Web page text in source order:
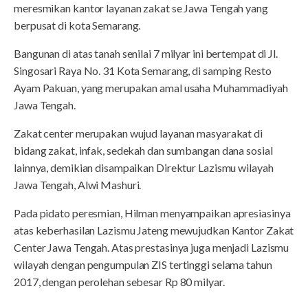
meresmikan kantor layanan zakat se Jawa Tengah yang
berpusat di kota Semarang.
Bangunan di atas tanah senilai 7 milyar ini bertempat di Jl.
Singosari Raya No. 31 Kota Semarang, di samping Resto
Ayam Pakuan, yang merupakan amal usaha Muhammadiyah
Jawa Tengah.
Zakat center merupakan wujud layanan masyarakat di
bidang zakat, infak, sedekah dan sumbangan dana sosial
lainnya, demikian disampaikan Direktur Lazismu wilayah
Jawa Tengah, Alwi Mashuri.
Pada pidato peresmian, Hilman menyampaikan apresiasinya
atas keberhasilan Lazismu Jateng mewujudkan Kantor Zakat
Center Jawa Tengah. Atas prestasinya juga menjadi Lazismu
wilayah dengan pengumpulan ZIS tertinggi selama tahun
2017, dengan perolehan sebesar Rp 80 milyar.